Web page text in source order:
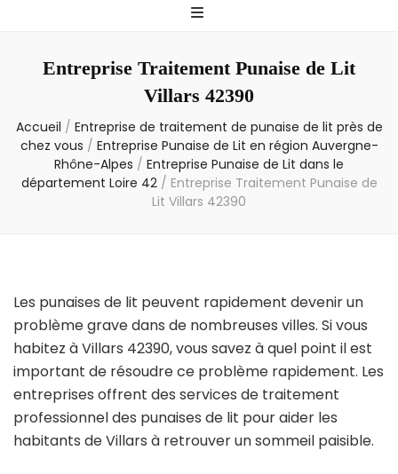
– Info
Entreprise Traitement Punaise de Lit
Villars 42390
Accueil / Entreprise de traitement de punaise de lit près de
chez vous / Entreprise Punaise de Lit en région Auvergne-
Rhône-Alpes / Entreprise Punaise de Lit dans le
département Loire 42 / Entreprise Traitement Punaise de
Lit Villars 42390
Les punaises de lit peuvent rapidement devenir un
problème grave dans de nombreuses villes. Si vous
habitez à Villars 42390, vous savez à quel point il est
important de résoudre ce problème rapidement. Les
entreprises offrent des services de traitement
professionnel des punaises de lit pour aider les
habitants de Villars à retrouver un sommeil paisible.